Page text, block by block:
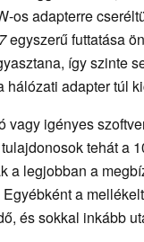
os adapterre
egyszerű futtatása
így szinte
hálózati adapter túl
vagy igényes
tehát a
a legjobban a
a
és sokkal inkább